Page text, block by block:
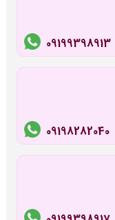
09199398913
09198282040